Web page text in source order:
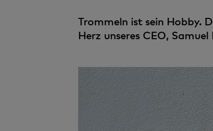
Trommeln ist sein Hobby.
Herz unseres CEO,